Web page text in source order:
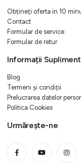
Obțineți oferta in 10
Contact
Formular de service
Formular de retur
Informații
Blog
Termeni și condiții
Prelucrarea datelor
Politica Cookies
Urmărește-ne